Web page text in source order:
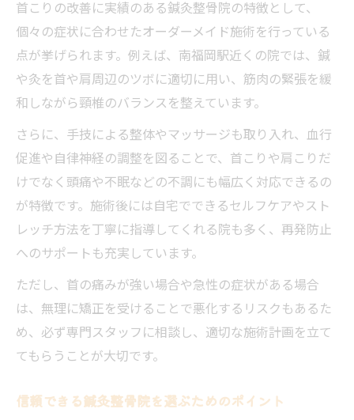
首こり改善なら鍼灸整骨院で頸椎を整える理由
鍼灸整骨院で首こり改善に頸椎矯正が有効
な訳
首こりの根本解消を目指す鍼灸整骨院の技
術
鍼灸整骨院での施術が首の可動域に与える
影響
頸椎矯正と鍼灸の組み合わせによる相乗効
果
南福岡駅周辺で評判の鍼灸整骨院の魅力と
は
南福岡駅周辺で探す鍼灸整骨院の安心施術とは
鍼灸整骨院の安心施術を受けるための基準
南福岡駅近くの鍼灸整骨院利用者の評価と
は
首こりの改善に実績のある鍼灸整骨院の特徴として、
個々の症状に合わせたオーダーメイド施術を行っている
点が挙げられます。例えば、南福岡駅近くの院では、鍼
や灸を首や肩周辺のツボに適切に用い、筋肉の緊張を緩
和しながら頸椎のバランスを整えています。
さらに、手技による整体やマッサージも取り入れ、血行
促進や自律神経の調整を図ることで、首こりや肩こりだ
けでなく頭痛や不眠などの不調にも幅広く対応できるの
が特徴です。施術後には自宅でできるセルフケアやスト
レッチ方法を丁寧に指導してくれる院も多く、再発防止
へのサポートも充実しています。
ただし、首の痛みが強い場合や急性の症状がある場合
は、無理に矯正を受けることで悪化するリスクもあるた
め、必ず専門スタッフに相談し、適切な施術計画を立て
てもらうことが大切です。
信頼できる鍼灸整骨院を選ぶためのポイント